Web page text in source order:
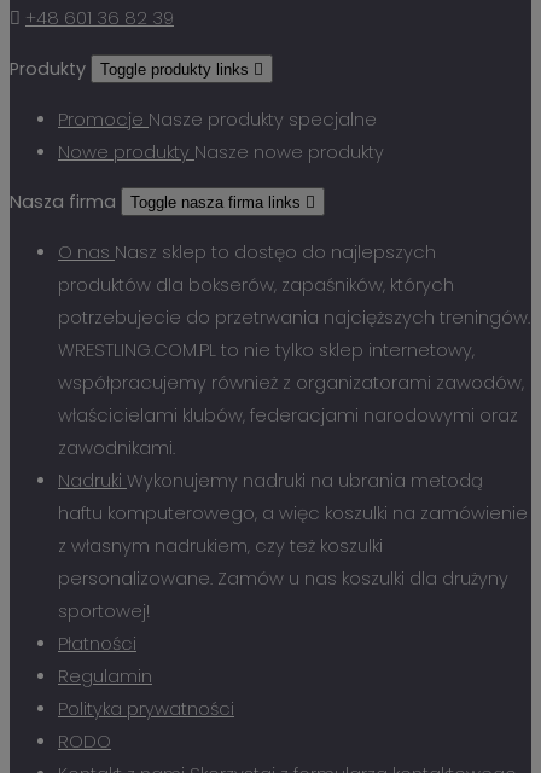
 +48 601 36 82 39
Produkty Toggle produkty links 
Promocje Nasze produkty specjalne
Nowe produkty Nasze nowe produkty
Nasza firma Toggle nasza firma links 
O nas Nasz sklep to dostęo do najlepszych
produktów dla bokserów, zapaśników, których
potrzebujecie do przetrwania najcięższych treningów.
WRESTLING.COM.PL to nie tylko sklep internetowy,
współpracujemy również z organizatorami zawodów,
właścicielami klubów, federacjami narodowymi oraz
zawodnikami.
Nadruki Wykonujemy nadruki na ubrania metodą
haftu komputerowego, a więc koszulki na zamówienie
z własnym nadrukiem, czy też koszulki
personalizowane. Zamów u nas koszulki dla drużyny
sportowej!
Płatności
Regulamin
Polityka prywatności
RODO